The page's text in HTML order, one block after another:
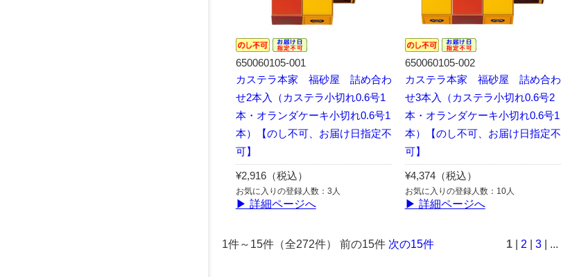
650060105-001
カステラ本家 福砂屋 詰め合わ
せ2本入（カステラ小切れ0.6号1
本・オランダケーキ小切れ0.6号1
本）【のし不可、お届け日指定不
可】
¥2,916（税込）
お気に入りの登録人数：3人
▶ 詳細ページへ
650060105-002
カステラ本家 福砂屋 詰め合わ
せ3本入（カステラ小切れ0.6号2
本・オランダケーキ小切れ0.6号1
本）【のし不可、お届け日指定不
可】
¥4,374（税込）
お気に入りの登録人数：10人
▶ 詳細ページへ
1件～15件（全272件） 前の15件 次の15件 1 2 |3 | ...